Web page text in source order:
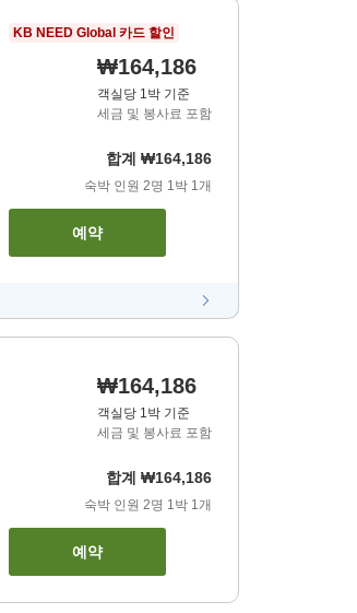
KB NEED Global 카드 할인
₩164,186
객실당 1박 기준
세금 및 봉사료 포함
합계 ₩164,186
숙박 인원 2명 1박 1개
예약
₩164,186
객실당 1박 기준
세금 및 봉사료 포함
합계 ₩164,186
숙박 인원 2명 1박 1개
예약